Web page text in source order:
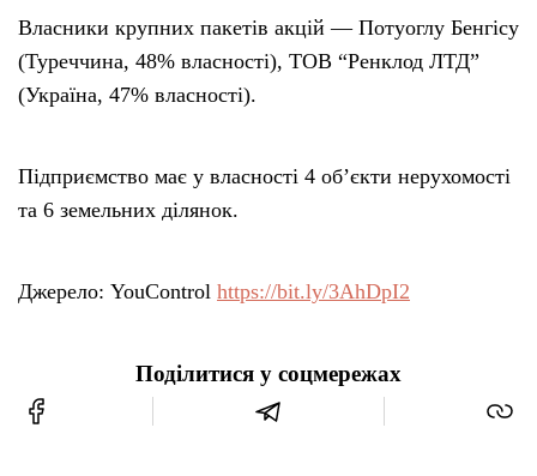
Власники крупних пакетів акцій — Потуоглу Бенгісу
(Туреччина, 48% власності), ТОВ “Ренклод ЛТД”
(Україна, 47% власності).
Підприємство має у власності 4 об’єкти нерухомості
та 6 земельних ділянок.
Джерело: YouControl https://bit.ly/3AhDpI2
Поділитися у соцмережах